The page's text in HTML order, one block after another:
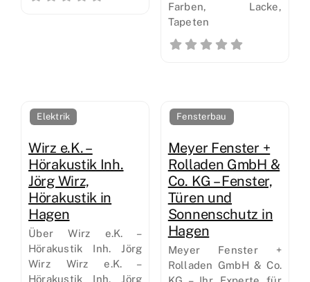
Farben, Lacke,
Tapeten
Elektrik
Wirz e.K. –
Hörakustik Inh.
Jörg Wirz,
Hörakustik in
Hagen
Über Wirz e.K. –
Hörakustik Inh. Jörg
Wirz Wirz e.K. –
Hörakustik Inh. Jörg
Fensterbau
Meyer Fenster +
Rolladen GmbH &
Co. KG – Fenster,
Türen und
Sonnenschutz in
Hagen
Meyer Fenster +
Rolladen GmbH & Co.